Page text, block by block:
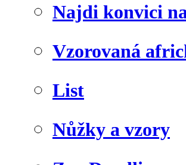
Najdi konvici
Vzorovaná
List
Nůžky a vzory